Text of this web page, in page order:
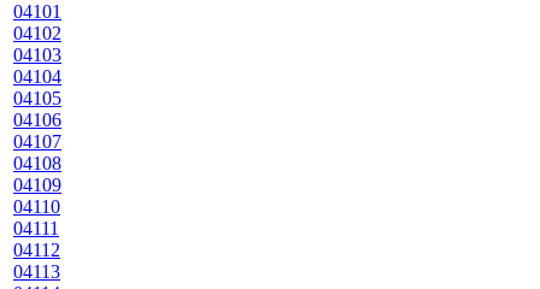
04101
04102
04103
04104
04105
04106
04107
04108
04109
04110
04111
04112
04113